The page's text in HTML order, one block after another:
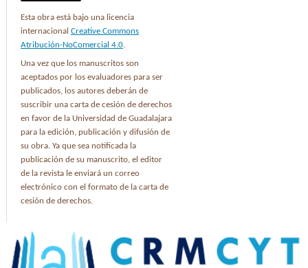
Esta obra está bajo una licencia
internacional Creative Commons
Atribución-NoComercial 4.0.
Una vez que los manuscritos son
aceptados por los evaluadores para ser
publicados, los autores deberán de
suscribir una carta de cesión de derechos
en favor de la Universidad de Guadalajara
para la edición, publicación y difusión de
su obra. Ya que sea notificada la
publicación de su manuscrito, el editor
de la revista le enviará un correo
electrónico con el formato de la carta de
cesión de derechos.